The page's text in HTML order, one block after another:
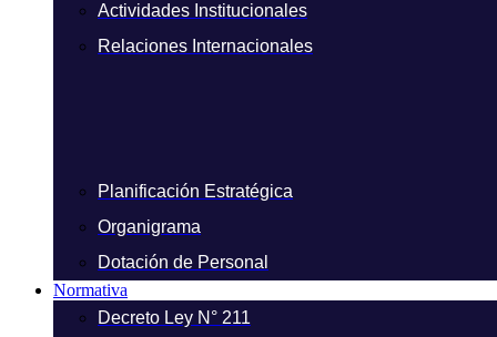
Actividades Institucionales
Relaciones Internacionales
Planificación Estratégica
Organigrama
Dotación de Personal
Normativa
Decreto Ley N° 211